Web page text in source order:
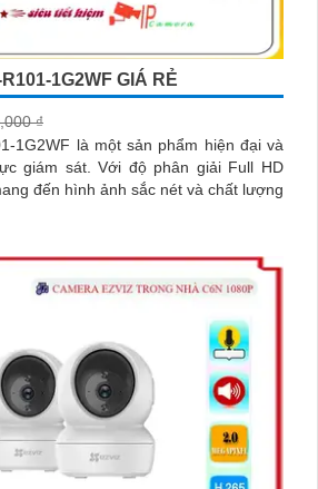
1G2WF GIÁ RẺ
₫
1G2WF là một sản phẩm hiện đại và
phân giải Full HD
đến hình ảnh sắc nét và chất lượng